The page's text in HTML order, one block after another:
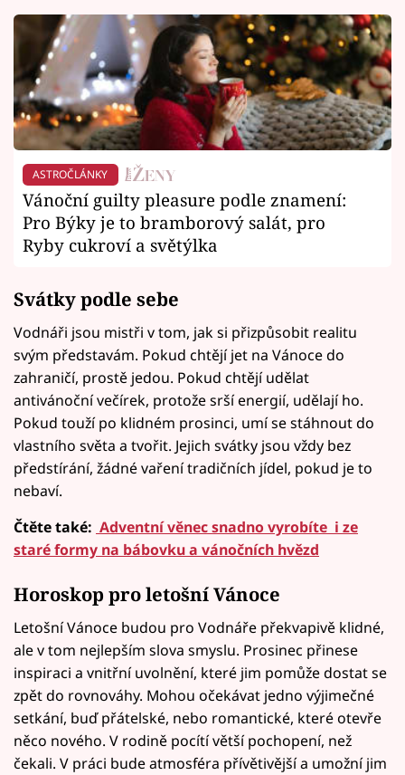
ASTROČLÁNKY
Vánoční guilty pleasure podle znamení:
Pro Býky je to bramborový salát, pro
Ryby cukroví a světýlka
Svátky podle sebe
Vodnáři jsou mistři v tom, jak si přizpůsobit realitu
svým představám. Pokud chtějí jet na Vánoce do
zahraničí, prostě jedou. Pokud chtějí udělat
antivánoční večírek, protože srší energií, udělají ho.
Pokud touží po klidném prosinci, umí se stáhnout do
vlastního světa a tvořit. Jejich svátky jsou vždy bez
předstírání, žádné vaření tradičních jídel, pokud je to
nebaví.
Čtěte také: Adventní věnec snadno vyrobíte i ze
staré formy na bábovku a vánočních hvězd
Horoskop pro letošní Vánoce
Letošní Vánoce budou pro Vodnáře překvapivě klidné,
ale v tom nejlepším slova smyslu. Prosinec přinese
inspiraci a vnitřní uvolnění, které jim pomůže dostat se
zpět do rovnováhy. Mohou očekávat jedno výjimečné
setkání, buď přátelské, nebo romantické, které otevře
něco nového. V rodině pocítí větší pochopení, než
čekali. V práci bude atmosféra přívětivější a umožní jim